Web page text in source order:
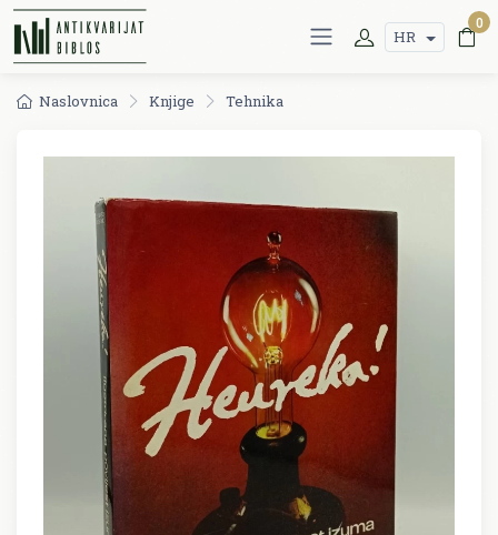
HR
0
Naslovnica Knjige Tehnika